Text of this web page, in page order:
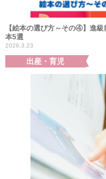
【絵本の選び方～その④】進
本5選
2026.3.23
出産・育児